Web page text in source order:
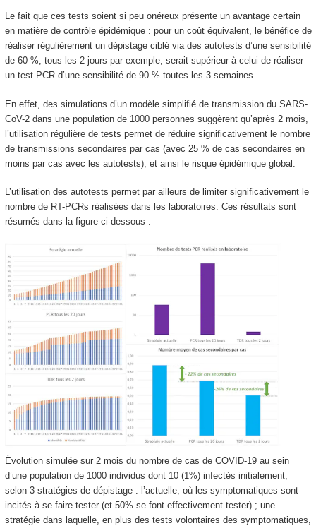
Le fait que ces tests soient si peu onéreux présente un avantage certain
en matière de contrôle épidémique : pour un coût équivalent, le bénéfice de
réaliser régulièrement un dépistage ciblé via des autotests d’une sensibilité
de 60 %, tous les 2 jours par exemple, serait supérieur à celui de réaliser
un test PCR d’une sensibilité de 90 % toutes les 3 semaines.
En effet, des simulations d’un modèle simplifié de transmission du SARS-
CoV-2 dans une population de 1000 personnes suggèrent qu’après 2 mois,
l’utilisation régulière de tests permet de réduire significativement le nombre
de transmissions secondaires par cas (avec 25 % de cas secondaires en
moins par cas avec les autotests), et ainsi le risque épidémique global.
L’utilisation des autotests permet par ailleurs de limiter significativement le
nombre de RT-PCRs réalisées dans les laboratoires. Ces résultats sont
résumés dans la figure ci-dessous :
Évolution simulée sur 2 mois du nombre de cas de COVID-19 au sein
d’une population de 1000 individus dont 10 (1%) infectés initialement,
selon 3 stratégies de dépistage : l’actuelle, où les symptomatiques sont
incités à se faire tester (et 50% se font effectivement tester) ; une
stratégie dans laquelle, en plus des tests volontaires des symptomatiques,